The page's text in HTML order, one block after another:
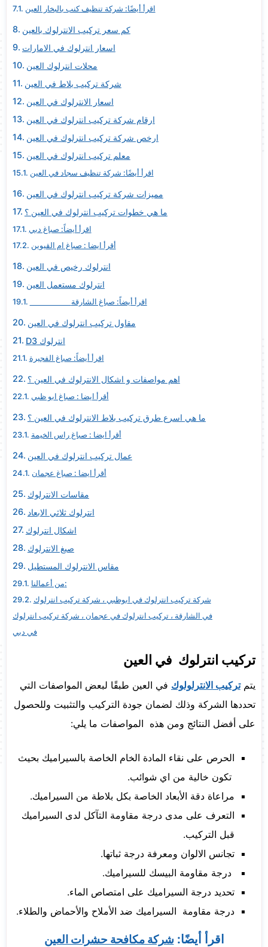
اقرأ أيضًا: شركة تنظيف كنب بالبخار العين
كم سعر تركيب الانترلوك بالعين
اسعار انترلوك في الامارات
محلات انترلوك العين
شركة تركيب بلاط في العين
اسعار الانترلوك في العين
ارقام شركة تركيب انترلوك في العين
ارخص شركة تركيب انترلوك في العين
معلم تركيب انترلوك في العين
اقرأ أيضًا: شركة تنظيف سجاد في العين
مميزات شركة تركيب انترلوك في العين
ما هي خطوات تركيب انترلوك في العين ؟
اقرأ أيضاً: صباغ دبي
أقرأ ايضا : صباغ ام القيوين
انترلوك رخيص في العين
انترلوك مستعمل العين
اقرأ أيضاً: صباغ الشارقة
مقاول تركيب انترلوك في العين
Dانترلوك 3
اقرأ أيضاً: صباغ الفجيرة
اهم مواصفات و اشكال الانترلوك في العين ؟
أقرأ ايضا : صباغ ابو ظبي
ما هي اسرع طرق تركيب بلاط الانترلوك في العين ؟
أقرأ ايضا : صباغ راس الخيمة
عمال تركيب انترلوك في العين
أقرأ ايضا : صباغ عجمان
مقاسات الانترلوك
انترلوك ثلاثي الابعاد
اشكال انترلوك
صبغ الانترلوك
مقاس الانترلوك المستطيل
من أعمالنا:
شركة تركيب انترلوك في ابوظبي ، شركة تركيب انترلوك
في الشارقة ، تركيب انترلوك في عجمان ، شركة تركيب انترلوك
في دبي
تركيب انترلوك في العين
يتمتركيب الانترلولوك في العين طبقًا لبعض المواصفات التي
تحددها الشركة وذلك لضمان جودة التركيب والتثبيت وللحصول
على أفضل النتائج ومن هذه المواصفات ما يلي:
الحرص على نقاء المادة الخام الخاصة بالسيراميك بحيث
تكون خالية من اي شوائب.
مراعاة دقة الأبعاد الخاصة بكل بلاطة من السيراميك.
التعرف على مدى درجة مقاومة التآكل لدى السيراميك
قبل التركيب.
تجانس الالوان ومعرفة درجة ثباتها.
درجة مقاومة البيسك للسيراميك.
تحديد درجة السيراميك على امتصاص الماء.
درجة مقاومة السيراميك ضد الأملاح والأحماض والطلاء.
اقرأ أيضًا: شركة مكافحة حشرات العين